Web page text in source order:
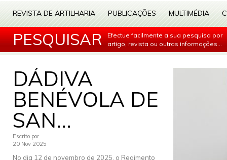
REVISTA DE ARTILHARIA PUBLICAÇÕES MULTIMÉDIA
PESQUISAR
Efectue facilmente a sua pesquisa por
artigo, revista ou outras informações...
DÁDIVA
BENÉVOLA DE
SAN...
Escrito por
20 Nov 2025
No dia 12 de novembro de 2025, o Regimento